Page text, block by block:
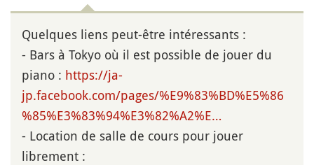
Quelques liens peut-être intéressants :
- Bars à Tokyo où il est possible de jouer du
piano : https://ja-
jp.facebook.com/pages/%E9%83%BD%E5%86
%85%E3%83%94%E3%82%A2%E…
- Location de salle de cours pour jouer
librement :